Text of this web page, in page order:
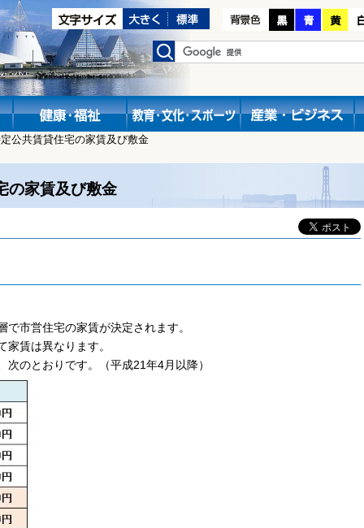
公共賃貸住宅の家賃及び敷金
の家賃及び敷金
市営住宅の家賃が決定されます。
賃は異なります。
のとおりです。（平成21年4月以降）